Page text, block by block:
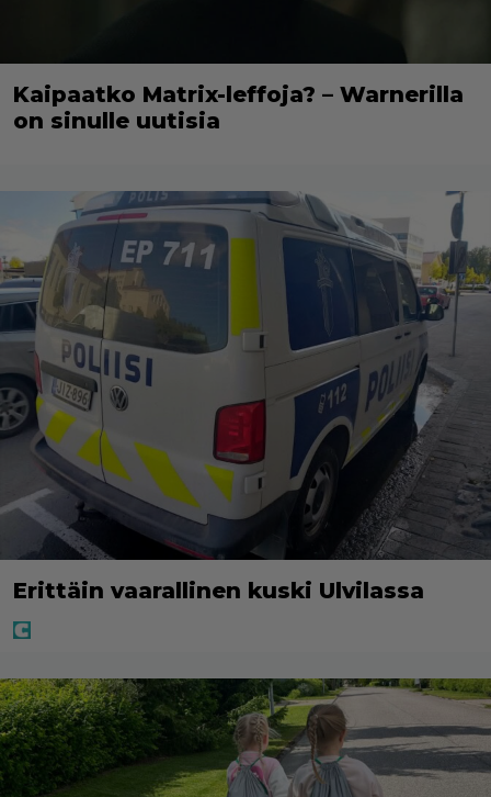
Kaipaatko Matrix-leffoja? – Warnerilla
on sinulle uutisia
Erittäin vaarallinen kuski Ulvilassa